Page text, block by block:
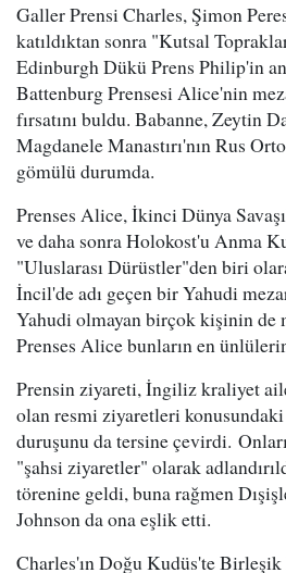
Galler Prensi Charles, Şimon
katıldıktan sonra "Kutsal
Edinburgh Dükü Prens Philip'in
Battenburg Prensesi Alice'nin
fırsatını buldu. Babanne, Zeytin
Magdanele Manastırı'nın Rus
gömülü durumda.
Prenses Alice, İkinci Dünya
ve daha sonra Holokost'u Anma
"Uluslarası Dürüstler"den biri
İncil'de adı geçen bir Yahudi
Yahudi olmayan birçok kişinin de
Prenses Alice bunların en
Prensin ziyareti, İngiliz kraliyet
olan resmi ziyaretleri
duruşunu da tersine çevirdi.
"şahsi ziyaretler" olarak
törenine geldi, buna rağmen
Johnson da ona eşlik etti.
Charles'ın Doğu Kudüs'te